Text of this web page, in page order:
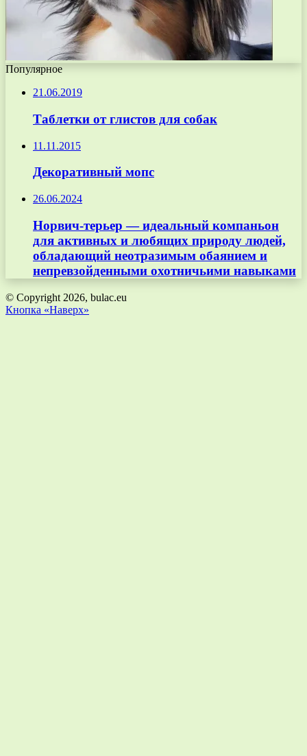
Популярное
21.06.2019
Таблетки от глистов для собак
11.11.2015
Декоративный мопс
26.06.2024
Норвич-терьер — идеальный компаньон
для активных и любящих природу людей,
обладающий неотразимым обаянием и
непревзойденными охотничьими навыками
© Copyright 2026, bulac.eu
Кнопка «Наверх»